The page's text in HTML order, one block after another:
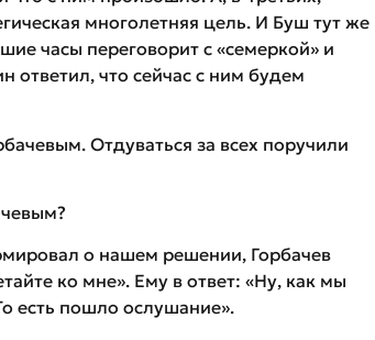
многолетняя цель. И Буш тут же
часы переговорит с «семеркой» и
ответил, что сейчас с ним будем
Отдуваться за всех поручили
о нашем решении, Горбачев
ко мне». Ему в ответ: «Ну, как мы
есть пошло ослушание».